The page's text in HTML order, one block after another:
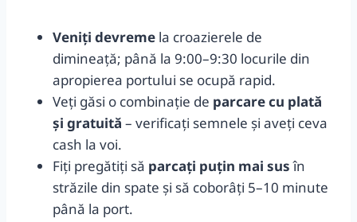
Veniți devreme la croazierele de
dimineață; până la 9:00–9:30 locurile din
apropierea portului se ocupă rapid.
Veți găsi o combinație de parcare cu plată
și gratuită – verificați semnele și aveți ceva
cash la voi.
Fiți pregătiți să parcați puțin mai susîn
străzile din spate și să coborâți 5–10 minute
până la port.